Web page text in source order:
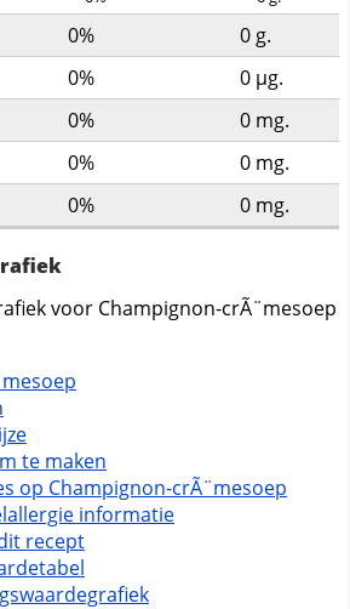
0% 0 g.
0% 0 µg.
0% 0 mg.
0% 0 mg.
0% 0 mg.
te maken
op Champignon-crÃ¨mesoep
informatie
recept